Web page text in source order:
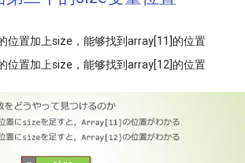
位置加上size，能够找到array[11]的位置
位置加上size，能够找到array[12]的位置